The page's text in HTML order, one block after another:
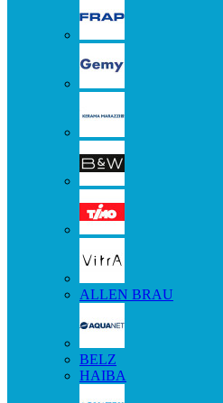
ALLEN BRAU
BELZ
HAIBA